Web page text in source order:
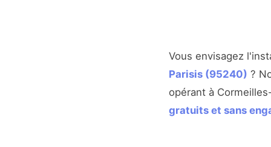
Vous envisagez
Parisis (95240) ?
opérant à
gratuits et sans